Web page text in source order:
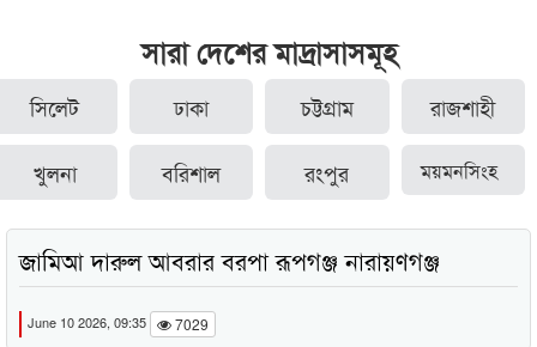
সারা দেশের মাদ্রাসাসমূহ
সিলেট ঢাকা চট্টগ্রাম রাজশাহী
খুলনা বরিশাল রংপুর ময়মনসিংহ
জামিআ দারুল আবরার বরপা রূপগঞ্জ নারায়ণগঞ্জ
June 10 2026, 09:35 7029